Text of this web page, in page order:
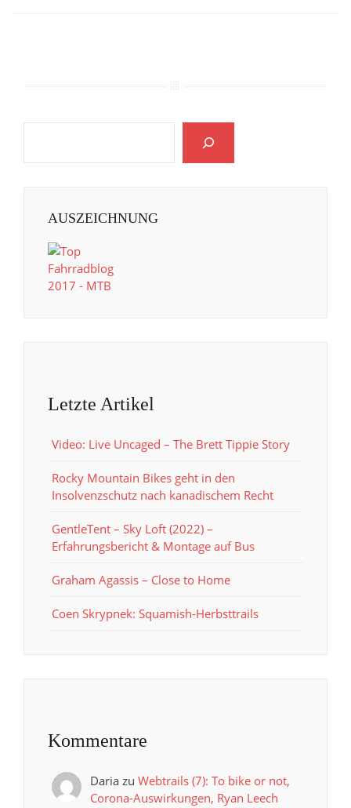
AUSZEICHNUNG
Letzte Artikel
Video: Live Uncaged – The Brett Tippie Story
Rocky Mountain Bikes geht in den
Insolvenzschutz nach kanadischem Recht
GentleTent – Sky Loft (2022) –
Erfahrungsbericht & Montage auf Bus
Graham Agassis – Close to Home
Coen Skrypnek: Squamish-Herbsttrails
Kommentare
Dariazu Webtrails (7): To bike or not,
Corona-Auswirkungen, Ryan Leech